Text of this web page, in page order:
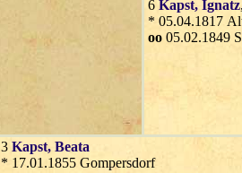
6 Kapst, Ignatz
* 05.04.1817
oo 05.02.1849
3 Kapst, Beata
* 17.01.1855 Gompersdorf